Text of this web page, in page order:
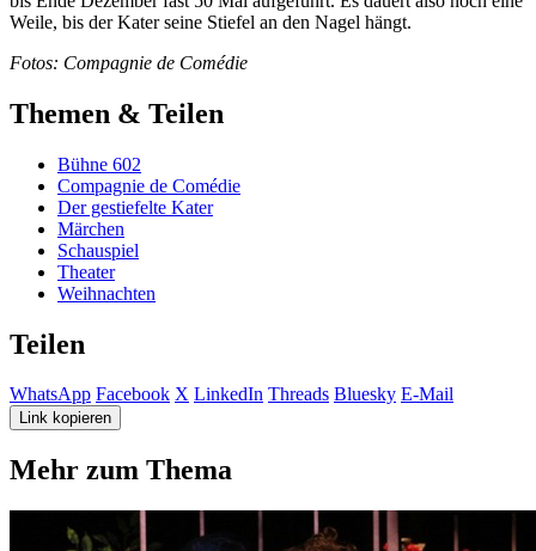
Weile, bis der Kater seine Stiefel an den Nagel hängt.
Fotos: Compagnie de Comédie
Themen & Teilen
Bühne 602
Compagnie de Comédie
Der gestiefelte Kater
Märchen
Schauspiel
Theater
Weihnachten
Teilen
WhatsApp Facebook X LinkedIn Threads Bluesky E-Mail
Link kopieren
Mehr zum Thema